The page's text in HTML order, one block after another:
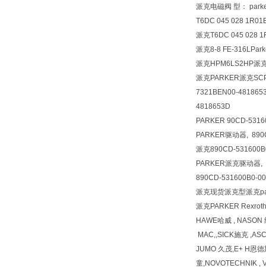
派克电磁阀 型：
T6DC 045 028
派克T6DC 045 028
派克8-8 FE-
派克HPM6LS2HP派
派克PARKER派克
7321BEN00-
4818653D
PARKER 90CD-
PARKER驱动器,
派克890CD-
PARKER派克驱动
890CD-531600B0-
派克现货派克型派克
派克PARKER
HAWE哈威 ,
MAC,,SICK施克
JUMO 久茂,E+ H恩
童,NOVOTECHNIK ,